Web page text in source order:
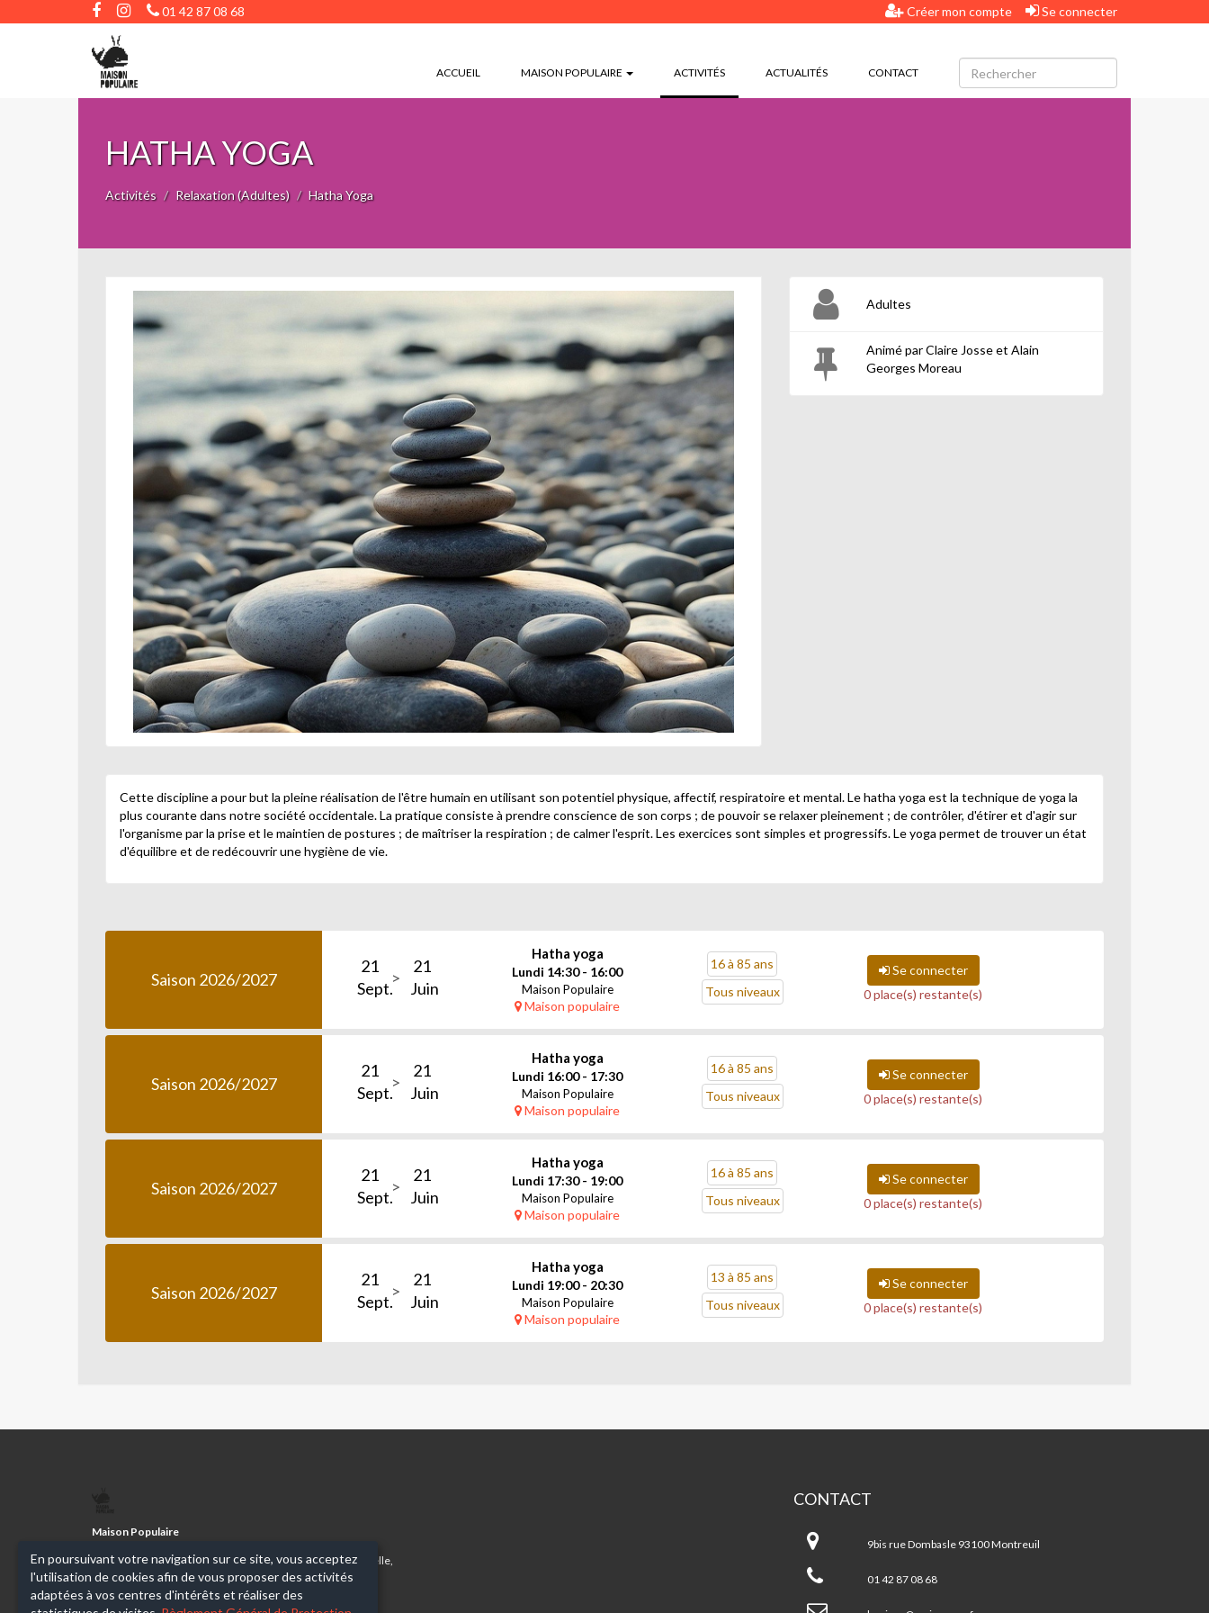
01 42 87 08 68 Créer mon compte Se connecter
ACCUEIL MAISON POPULAIRE ACTIVITÉS(CURRENT)ACTUALITÉS CONTACT
HATHA YOGA
Activités Relaxation (Adultes) Hatha Yoga
Adultes
Animé par Claire Josse et Alain
Georges Moreau
Cette discipline a pour but la pleine réalisation de l'être humain en utilisant son potentiel physique, affectif, respiratoire et mental. Le hatha yoga est la technique de yoga la
plus courante dans notre société occidentale. La pratique consiste à prendre conscience de son corps ; de pouvoir se relaxer pleinement ; de contrôler, d'étirer et d'agir sur
l'organisme par la prise et le maintien de postures ; de maîtriser la respiration ; de calmer l'esprit. Les exercices sont simples et progressifs. Le yoga permet de trouver un état
d'équilibre et de redécouvrir une hygiène de vie.
Saison 2026/2027
21
Sept.
21
Juin
Hatha yoga
Lundi 14:30 - 16:00
Maison Populaire
Maison populaire
16 à 85 ans
Tous niveaux
Se connecter
0 place(s) restante(s)
Saison 2026/2027
21
Sept.
21
Juin
Hatha yoga
Lundi 16:00 - 17:30
Maison Populaire
Maison populaire
16 à 85 ans
Tous niveaux
Se connecter
0 place(s) restante(s)
Saison 2026/2027
21
Sept.
21
Juin
Hatha yoga
Lundi 17:30 - 19:00
Maison Populaire
Maison populaire
16 à 85 ans
Tous niveaux
Se connecter
0 place(s) restante(s)
Saison 2026/2027
21
Sept.
21
Juin
Hatha yoga
Lundi 19:00 - 20:30
Maison Populaire
Maison populaire
13 à 85 ans
Tous niveaux
Se connecter
0 place(s) restante(s)
Maison Populaire
Association d'éducation populaire pour l'expression corporelle,
scientifique, technique et artistique
CONTACT
Populaire
9bis rue Dombasle 93100 Montreuil
01 42 87 08 68
En poursuivant votre navigation sur ce site, vous acceptez
l'utilisation de cookies afin de vous proposer des activités
adaptées à vos centres d'intérêts et réaliser des